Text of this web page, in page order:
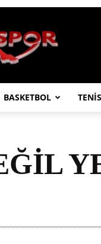
BASKETBOL TENİS